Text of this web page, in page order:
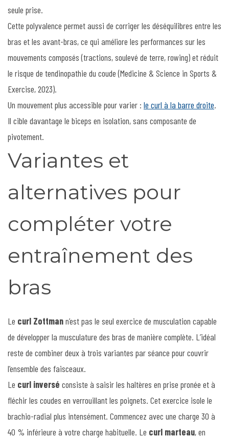
seule prise.
Cette polyvalence permet aussi de corriger les déséquilibres entre les
bras et les avant-bras, ce qui améliore les performances sur les
mouvements composés (tractions, soulevé de terre, rowing) et réduit
le risque de tendinopathie du coude (Medicine & Science in Sports &
Exercise, 2023).
Un mouvement plus accessible pour varier : le curl à la barre droite.
Il cible davantage le biceps en isolation, sans composante de
pivotement.
Variantes et
alternatives pour
compléter votre
entraînement des
bras
Le curl Zottmann’est pas le seul exercice de musculation capable
de développer la musculature des bras de manière complète. L’idéal
reste de combiner deux à trois variantes par séance pour couvrir
l’ensemble des faisceaux.
Le curl inversé consiste à saisir les haltères en prise pronée et à
fléchir les coudes en verrouillant les poignets. Cet exercice isole le
brachio-radial plus intensément. Commencez avec une charge 30 à
40 % inférieure à votre charge habituelle. Le curl marteau, en